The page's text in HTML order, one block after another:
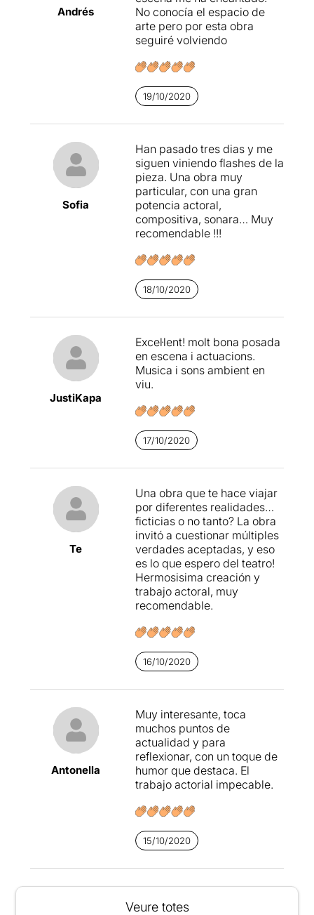
d’un experiment escènic,
presencial, artístic de gran
volada, com aquells que
sales del Buenos Aires més
bohemi.
visceral i lúdic que amb
escassos mitjans i una gran
potencia actoral ha assolit
un nivell molt alt de
teatralitat. La música amb
viu transmeten la inquietud,
el terror o l’amor adequats a
cada escena.
La Companyia ofereix un
col·loqui al final de cada
funció. El debat que en
resulta és tant o més teatral
que l’obra. Val molt la pena.
Andrés
No conocía el espacio de
arte pero por esta obra
seguiré volviendo
19/10/2020
Sofia
Han pasado tres dias y me
siguen viniendo flashes de la
pieza. Una obra muy
particular, con una gran
potencia actoral,
compositiva, sonara… Muy
recomendable !!!
18/10/2020
JustiKapa
Excel·lent! molt bona posada
en escena i actuacions.
Musica i sons ambient en
viu.
17/10/2020
Te
Una obra que te hace viajar
por diferentes realidades…
ficticias o no tanto? La obra
invitó a cuestionar múltiples
verdades aceptadas, y eso
es lo que espero del teatro!
Hermosisima creación y
trabajo actoral, muy
recomendable.
16/10/2020
Antonella
Muy interesante, toca
muchos puntos de
actualidad y para
reflexionar, con un toque de
humor que destaca. El
trabajo actorial impecable.
15/10/2020
Veure totes